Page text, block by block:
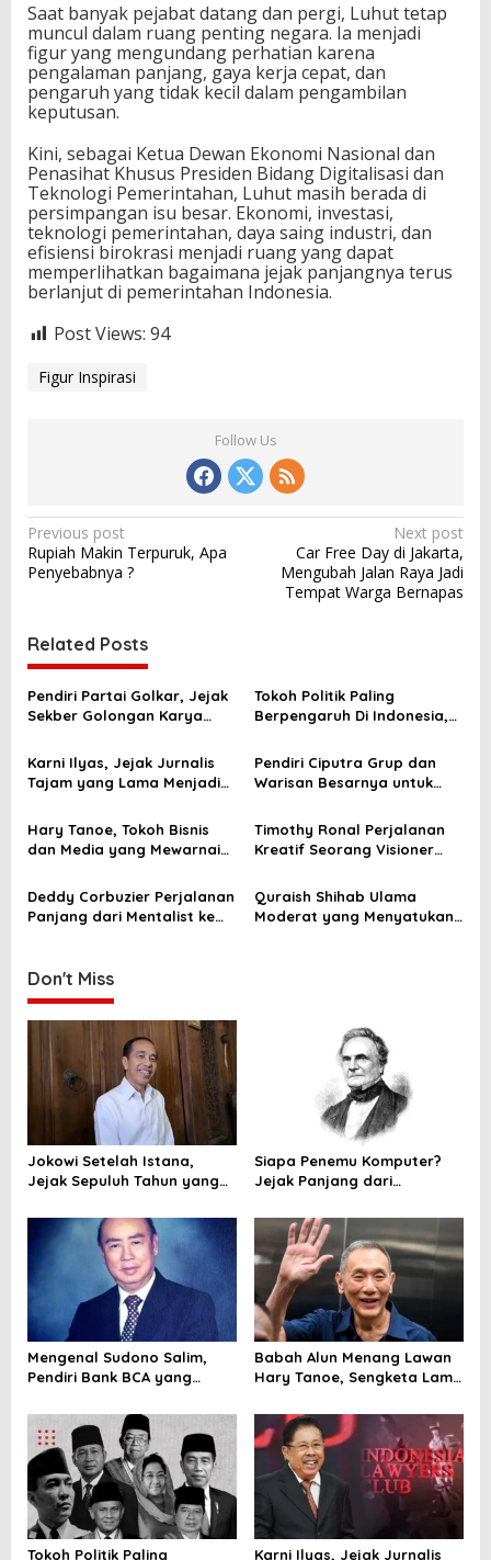
Saat banyak pejabat datang dan pergi, Luhut tetap
muncul dalam ruang penting negara. Ia menjadi
figur yang mengundang perhatian karena
pengalaman panjang, gaya kerja cepat, dan
pengaruh yang tidak kecil dalam pengambilan
keputusan.
Kini, sebagai Ketua Dewan Ekonomi Nasional dan
Penasihat Khusus Presiden Bidang Digitalisasi dan
Teknologi Pemerintahan, Luhut masih berada di
persimpangan isu besar. Ekonomi, investasi,
teknologi pemerintahan, daya saing industri, dan
efisiensi birokrasi menjadi ruang yang dapat
memperlihatkan bagaimana jejak panjangnya terus
berlanjut di pemerintahan Indonesia.
Post Views: 94
Figur Inspirasi
Follow Us
P
o
t
n
a
v
i
g
t
o
Previous post
Rupiah Makin Terpuruk, Apa
Penyebabnya ?
Next post
Car Free Day di Jakarta,
Mengubah Jalan Raya Jadi
Tempat Warga Bernapas
Related Posts
Pendiri Partai Golkar, Jejak
Sekber Golongan Karya
Indonesia
Tokoh Politik Paling
Berpengaruh Di Indonesia,
Prabowo
Karni Ilyas, Jejak Jurnalis
Tajam yang Lama Menjadi
Pendiri Ciputra Grup dan
Warisan Besarnya untuk
Hary Tanoe, Tokoh Bisnis
dan Media yang Mewarnai
Indonesia
Timothy Ronal Perjalanan
Kreatif Seorang Visioner
Deddy Corbuzier Perjalanan
Panjang dari Mentalist ke
Quraish Shihab Ulama
Moderat yang Menyatukan
Don't Miss
Jokowi Setelah Istana,
Jejak Sepuluh Tahun yang
Siapa Penemu Komputer?
Jejak Panjang dari
Modern
Mengenal Sudono Salim,
Pendiri Bank BCA yang
Perbankan Indonesia
Babah Alun Menang Lawan
Hary Tanoe, Sengketa Lama
Tokoh Politik Paling Karni Ilyas, Jejak Jurnalis